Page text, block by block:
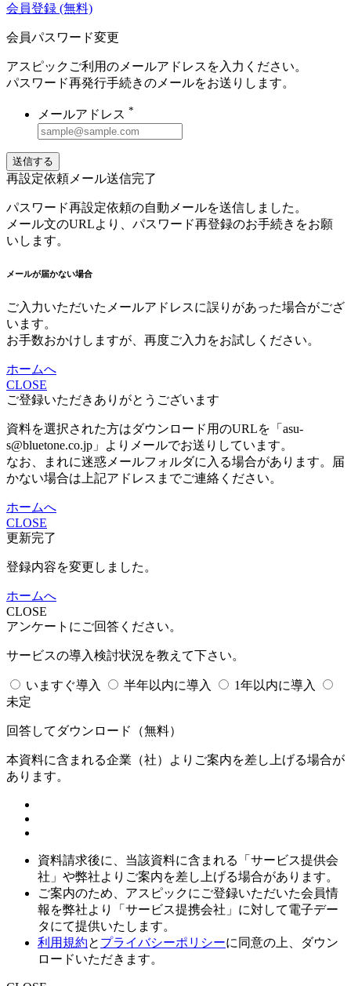
会員登録 (無料)
会員パスワード変更
アスピックご利用のメールアドレスを入力ください。
パスワード再発行手続きのメールをお送りします。
メールアドレス *
送信する
再設定依頼メール送信完了
パスワード再設定依頼の自動メールを送信しました。
メール文のURLより、パスワード再登録のお手続きをお願
いします。
メールが届かない場合
ご入力いただいたメールアドレスに誤りがあった場合がござ
います。
お手数おかけしますが、再度ご入力をお試しください。
ホームへ
CLOSE
ご登録いただきありがとうございます
資料を選択された方はダウンロード用のURLを「asu-
s@bluetone.co.jp」よりメールでお送りしています。
なお、まれに迷惑メールフォルダに入る場合があります。届
かない場合は上記アドレスまでご連絡ください。
ホームへ
CLOSE
更新完了
登録内容を変更しました。
ホームへ
CLOSE
アンケートにご回答ください。
サービスの導入検討状況を教えて下さい。
いますぐ導入 半年以内に導入
1年以内に導入
未定
回答してダウンロード （無料）
本資料に含まれる企業（社）よりご案内を差し上げる場合が
あります。
資料請求後に、当該資料に含まれる「サービス提供会
社」や弊社よりご案内を差し上げる場合があります。
ご案内のため、アスピックにご登録いただいた会員情
報を弊社より「サービス提携会社」に対して電子デー
タにて提供いたします。
利用規約と プライバシーポリシーに同意の上、ダウン
ロードいただきます。